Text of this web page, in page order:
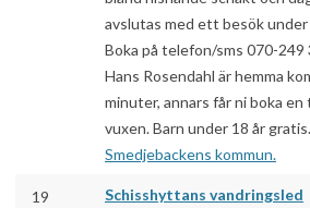
avslutas med ett besök
Boka på telefon/sms 070-249
Hans Rosendahl är hemma
minuter, annars får ni boka
vuxen. Barn under 18 år gratis.
Smedjebackens kommun.
19 Schisshyttans vandringsled